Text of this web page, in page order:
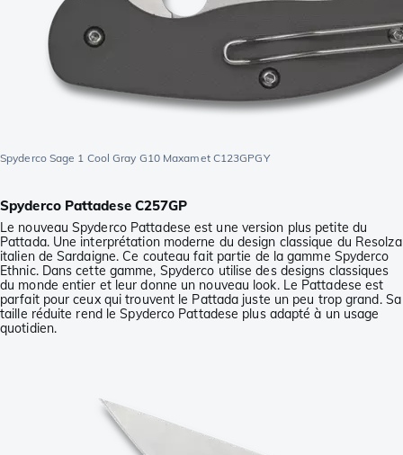
Spyderco Sage 1 Cool Gray G10 Maxamet C123GPGY
Spyderco Pattadese C257GP
Le nouveau Spyderco Pattadese est une version plus petite du
Pattada. Une interprétation moderne du design classique du Resolza
italien de Sardaigne. Ce couteau fait partie de la gamme Spyderco
Ethnic. Dans cette gamme, Spyderco utilise des designs classiques
du monde entier et leur donne un nouveau look. Le Pattadese est
parfait pour ceux qui trouvent le Pattada juste un peu trop grand. Sa
taille réduite rend le Spyderco Pattadese plus adapté à un usage
quotidien.